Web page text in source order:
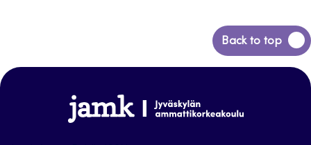
Back to top
Back
to
Jamk-
arena